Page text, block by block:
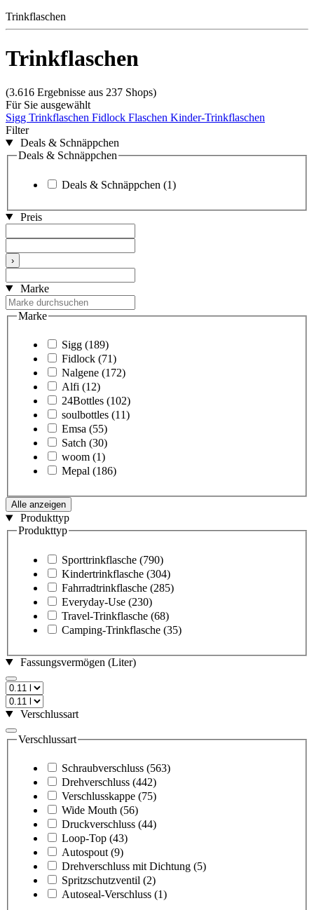
Trinkflaschen
Trinkflaschen
(3.616 Ergebnisse aus 237 Shops)
Für Sie ausgewählt
Sigg Trinkflaschen Fidlock Flaschen Kinder-Trinkflaschen
Filter
Deals & Schnäppchen
Deals & Schnäppchen
Deals & Schnäppchen (1)
Preis
›
Marke
Marke
Sigg (189)
Fidlock (71)
Nalgene (172)
Alfi (12)
24Bottles (102)
soulbottles (11)
Emsa (55)
Satch (30)
woom (1)
Mepal (186)
Alle anzeigen
Produkttyp
Produkttyp
Sporttrinkflasche (790)
Kindertrinkflasche (304)
Fahrradtrinkflasche (285)
Everyday-Use (230)
Travel-Trinkflasche (68)
Camping-Trinkflasche (35)
Fassungsvermögen (Liter)
Verschlussart
Verschlussart
Schraubverschluss (563)
Drehverschluss (442)
Verschlusskappe (75)
Wide Mouth (56)
Druckverschluss (44)
Loop-Top (43)
Autospout (9)
Drehverschluss mit Dichtung (5)
Spritzschutzventil (2)
Autoseal-Verschluss (1)